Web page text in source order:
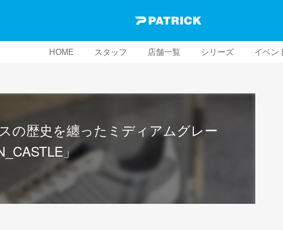
HOME スタッフ 店舗一覧 シリーズ イベン
の歴史を纏ったミディアムグレー
」